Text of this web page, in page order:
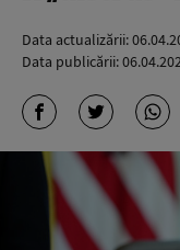
Data actualizării:
Data publicării: